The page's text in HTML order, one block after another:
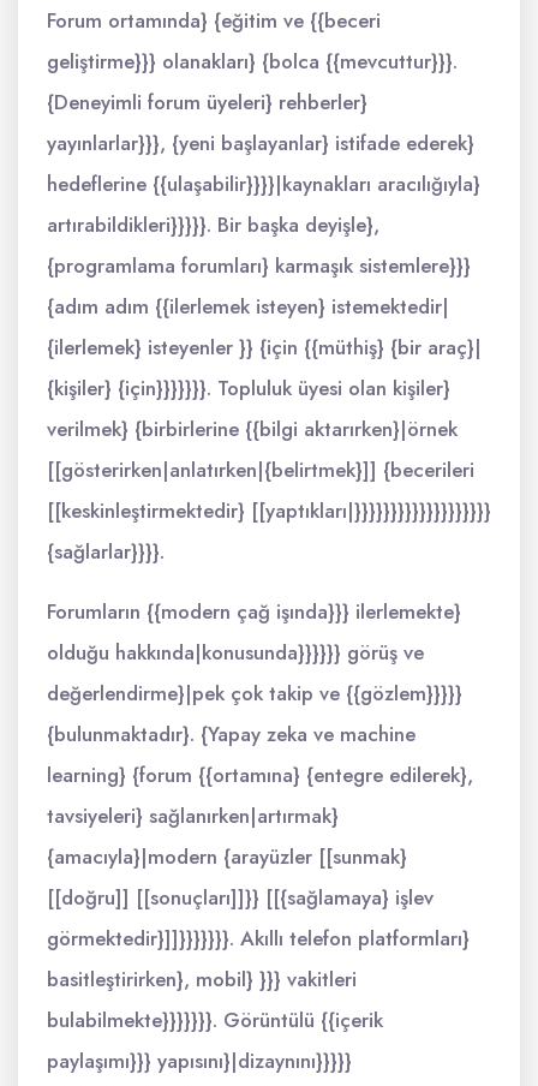
Forum ortamında} {eğitim ve {{beceri
geliştirme}}} olanakları} {bolca {{mevcuttur}}}.
{Deneyimli forum üyeleri} rehberler}
yayınlarlar}}}, {yeni başlayanlar} istifade ederek}
hedeflerine {{ulaşabilir}}}}|kaynakları aracılığıyla}
artırabildikleri}}}}}. Bir başka deyişle},
{programlama forumları} karmaşık sistemlere}}}
{adım adım {{ilerlemek isteyen} istemektedir|
{ilerlemek} isteyenler }} {için {{müthiş} {bir araç}|
{kişiler} {için}}}}}}}. Topluluk üyesi olan kişiler}
verilmek} {birbirlerine {{bilgi aktarırken}|örnek
[[gösterirken|anlatırken|{belirtmek}]] {becerileri
[[keskinleştirmektedir} [[yaptıkları|}}}}}}}}}}}}}}}}}}}
{sağlarlar}}}}.
Forumların {{modern çağ işında}}} ilerlemekte}
olduğu hakkında|konusunda}}}}}} görüş ve
değerlendirme}|pek çok takip ve {{gözlem}}}}}
{bulunmaktadır}. {Yapay zeka ve machine
learning} {forum {{ortamına} {entegre edilerek},
tavsiyeleri} sağlanırken|artırmak}
{amacıyla}|modern {arayüzler [[sunmak}
[[doğru]] [[sonuçları]]}} [[{sağlamaya} işlev
görmektedir}]]}}}}}}}. Akıllı telefon platformları}
basitleştirirken}, mobil} }}} vakitleri
bulabilmekte}}}}}}}. Görüntülü {{içerik
paylaşımı}}} yapısını}|dizaynını}}}}}